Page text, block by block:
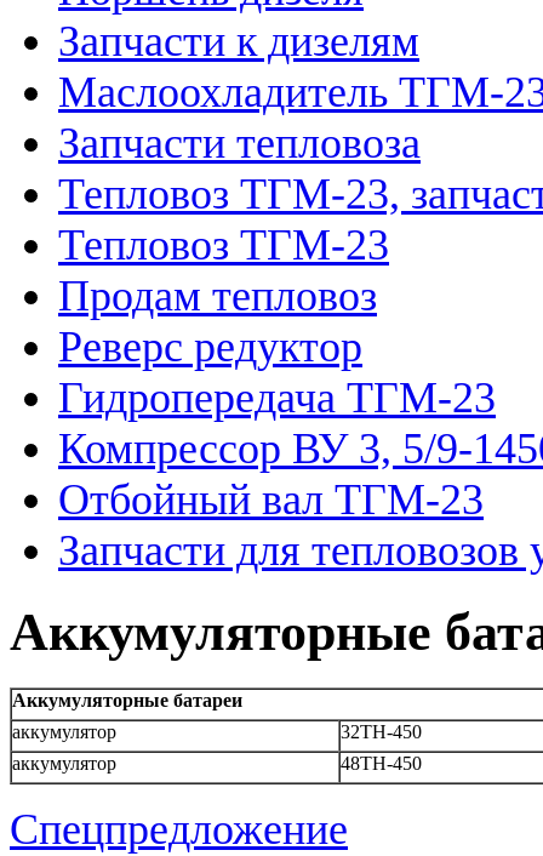
Запчасти к дизелям
Маслоохладитель ТГМ-
Запчасти тепловоза
Тепловоз ТГМ-23,
Тепловоз ТГМ-23
Продам тепловоз
Реверс редуктор
Гидропередача ТГМ-23
Компрессор ВУ 3, 5/9-
Отбойный вал ТГМ-23
Запчасти для
Аккумуляторные
Аккумуляторные батареи
аккумулятор
32ТН-450
аккумулятор
48ТН-450
Спецпредложение